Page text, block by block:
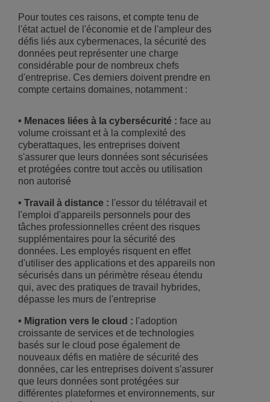
Pour toutes ces raisons, et compte tenu de
l'état actuel de l'économie et de l'ampleur des
défis liés aux cybermenaces, la sécurité des
données peut représenter une charge
considérable pour de nombreux chefs
d'entreprise. Ces derniers doivent prendre en
compte certains domaines, notamment :
• Menaces liées à la cybersécurité : face au
volume croissant et à la complexité des
cyberattaques, les entreprises doivent
s'assurer que leurs données sont sécurisées
et protégées contre tout accès ou utilisation
non autorisé
• Travail à distance : l'essor du télétravail et
l'emploi d'appareils personnels pour des
tâches professionnelles créent des risques
supplémentaires pour la sécurité des
données. Les employés risquent en effet
d'utiliser des applications et des appareils non
sécurisés dans un périmètre réseau étendu
qui, avec des pratiques de travail hybrides,
dépasse les murs de l'entreprise
• Migration vers le cloud : l'adoption
croissante de services et de technologies
basés sur le cloud pose également de
nouveaux défis en matière de sécurité des
données, car les entreprises doivent s'assurer
que leurs données sont protégées sur
différentes plateformes et environnements, sur